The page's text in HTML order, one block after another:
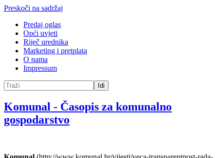
Preskoči na sadržaj
Predaj oglas
Opći uvjeti
Riječ urednika
Marketing i pretplata
O nama
Impressum
Idi
Komunal - Časopis za komunalno
gospodarstvo